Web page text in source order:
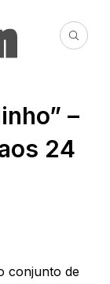
–
24
conjunto de